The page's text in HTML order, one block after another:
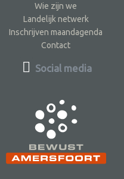
Wie zijn we
Landelijk netwerk
Inschrijven maandagenda
Contact
Social media